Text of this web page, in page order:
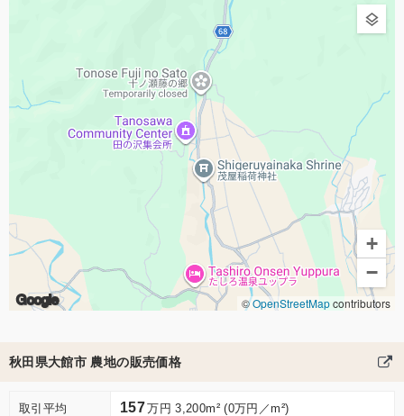
Google
+
−
©OpenStreetMapcontributors
秋田県大館市 農地の販売価格
取引平均 157万円 3,200m² (0万円／m²)